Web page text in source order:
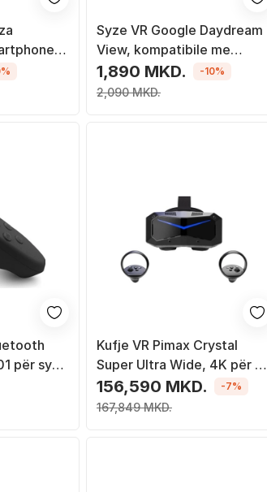
të
Syze VR Google Daydream
View, kompatibile me
Daydream, Coral
1,890 MKD.
2,090 MKD.
-10%
për syze
Kufje VR Pimax Crystal
Super Ultra Wide, 4K për sy,
QLED, e zezë
156,590 MKD.
167,849 MKD.
-7%